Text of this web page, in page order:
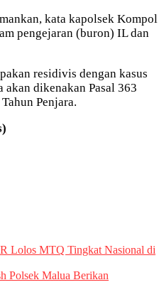
kata kapolsek Kompol
pengejaran (buron) IL dan
residivis dengan kasus
akan dikenakan Pasal 363
Penjara.
Lolos MTQ Tingkat Nasional di
Polsek Malua Berikan